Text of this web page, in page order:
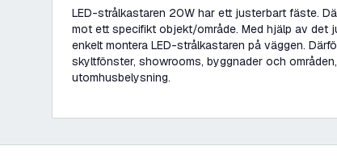
LED-strålkastaren 20W har ett justerbart fäste.
mot ett specifikt objekt/område. Med hjälp av det
enkelt montera LED-strålkastaren på väggen.
skyltfönster, showrooms, byggnader och
utomhusbelysning.